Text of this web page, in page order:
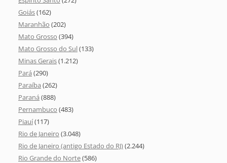
Goiás(162)
Maranhão (202)
Mato Grosso (394)
Mato Grosso do Sul(133)
Minas Gerais(1.212)
Pará (290)
Paraíba (262)
Paraná (888)
Pernambuco (483)
Piauí(117)
Rio de Janeiro (3.048)
Rio de Janeiro (antigo Estado do RJ)(2.244)
Rio Grande do Norte(586)